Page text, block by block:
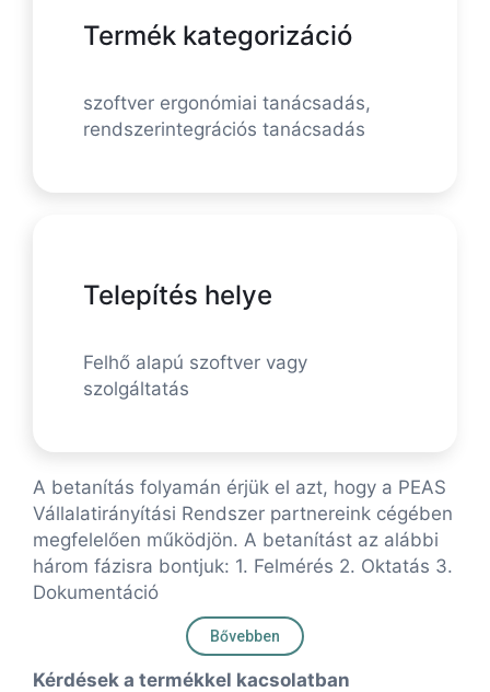
Termék kategorizáció
szoftver ergonómiai tanácsadás,
rendszerintegrációs tanácsadás
Telepítés helye
Felhő alapú szoftver vagy
szolgáltatás
A betanítás folyamán érjük el azt, hogy a PEAS
Vállalatirányítási Rendszer partnereink cégében
megfelelően működjön. A betanítást az alábbi
három fázisra bontjuk: 1. Felmérés 2. Oktatás 3.
Dokumentáció
Bővebben
Kérdések a termékkel kacsolatban